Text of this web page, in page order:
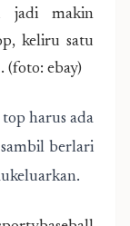
jadi makin
keliru satu
(foto: ebay)
harus ada
berlari